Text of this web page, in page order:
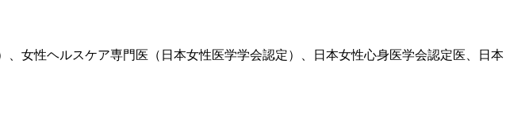
女性ヘルスケア専門医（日本女性医学学会認定）、日本女性心身医学会認定医、日本